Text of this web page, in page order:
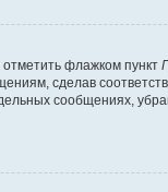
флажком пункт
сделав
сообщениях,